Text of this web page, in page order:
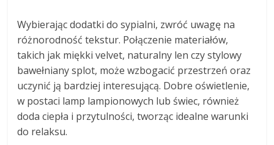
Wybierając dodatki do sypialni, zwróć uwagę na
różnorodność tekstur. Połączenie materiałów,
takich jak miękki velvet, naturalny len czy stylowy
bawełniany splot, może wzbogacić przestrzeń oraz
uczynić ją bardziej interesującą. Dobre oświetlenie,
w postaci lamp lampionowych lub świec, również
doda ciepła i przytulności, tworząc idealne warunki
do relaksu.